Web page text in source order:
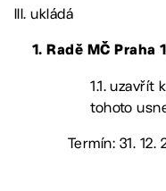
III. ukládá
1. Radě MČ Praha
1.1.
tohoto
Termín: 31. 12.